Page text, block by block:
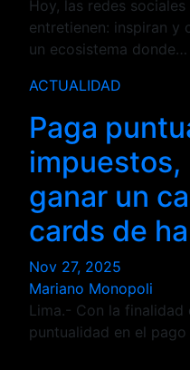
Hoy, las redes
entretienen: inspiran y
un ecosistema donde…
ACTUALIDAD
Paga
impuestos,
ganar un
cards de
Nov 27, 2025
Mariano Monopoli
Lima.- Con la finalidad
puntualidad en el